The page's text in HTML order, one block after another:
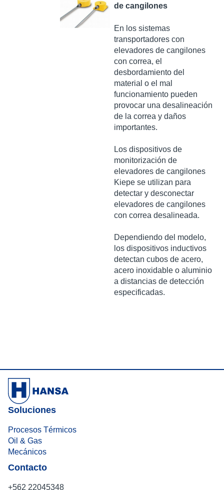
de cangilones
En los sistemas
transportadores con
elevadores de cangilones
con correa, el
desbordamiento del
material o el mal
funcionamiento pueden
provocar una desalineación
de la correa y daños
importantes.
Los dispositivos de
monitorización de
elevadores de cangilones
Kiepe se utilizan para
detectar y desconectar
elevadores de cangilones
con correa desalineada.
Dependiendo del modelo,
los dispositivos inductivos
detectan cubos de acero,
acero inoxidable o aluminio
a distancias de detección
especificadas.
Soluciones
Procesos Térmicos
Oil & Gas
Mecánicos
Contacto
+562 22045348